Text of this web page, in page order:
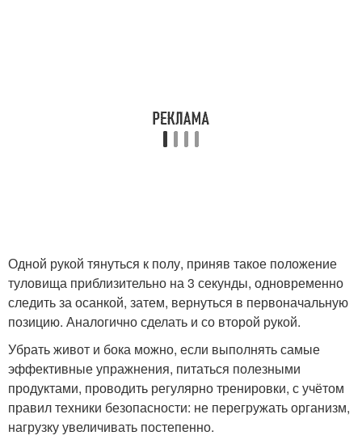
Одной рукой тянуться к полу, приняв такое положение
туловища приблизительно на 3 секунды, одновременно
следить за осанкой, затем, вернуться в первоначальную
позицию. Аналогично сделать и со второй рукой.
Убрать живот и бока можно, если выполнять самые
эффективные упражнения, питаться полезными
продуктами, проводить регулярно тренировки, с учётом
правил техники безопасности: не перегружать организм,
нагрузку увеличивать постепенно.